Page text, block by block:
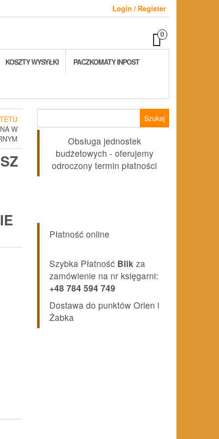
Login / Register
0
KOSZTY WYSYŁKI PACZKOMATY INPOST
W
Obsługa jednostek
budżetowych - oferujemy
odroczony termin płatności
Płatność online
Szybka Płatność Blik za
zamówienie na nr księgarni:
+48 784 594 749
Dostawa do punktów Orlen i
Żabka